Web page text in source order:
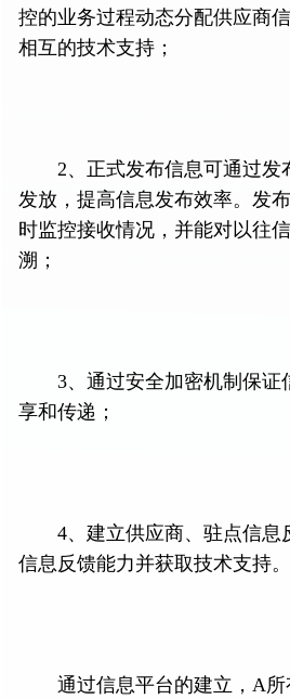
控的业务过程动态分配供应商
相互的技术支持；
2、正式发布信息可通过发
发放，提高信息发布效率。发
时监控接收情况，并能对以往
溯；
3、通过安全加密机制保证
享和传递；
4、建立供应商、驻点信息
信息反馈能力并获取技术支持。
通过信息平台的建立，A所